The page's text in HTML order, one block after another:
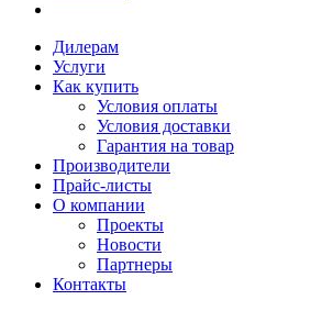
Дилерам
Услуги
Как купить
Условия оплаты
Условия доставки
Гарантия на товар
Производители
Прайс-листы
О компании
Проекты
Новости
Партнеры
Контакты